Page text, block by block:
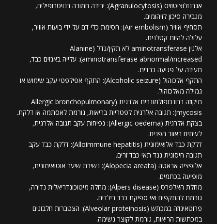
אגרנולוציטוזיס (Agranulocytosis): ירידה חמורה בנויטרופילים,
מגבירה סיכון לזיהומים.
תסחיף אוויר (Air embolism): חסימת כלי דם על ידי בועות אוויר,
עלולה להיות קטלנית.
אלנין aminotransferase לא תקין/גדל (Alanine
aminotransferase abnormal/increased): עלייה באנזים כבד,
מעידה על פגיעה כבדית.
התקף אלכוהול (Alcoholic seizure): התקף אפילפטי עקב שימוש או
גמילה מאלכוהול.
מיקוזה ברונכופולמונרית אלרגית (Allergic bronchopulmonary
mycosis): תגובה אלרגית לפטריות בריאות, גורמת לאסתמה או דלקת.
בצקת אלרגית (Allergic oedema): נפיחות עקב תגובה אלרגית,
לעיתים באזור הפנים.
דלקת כבד אלואימונית (Alloimmune hepatitis): דלקת כבד עקב
תגובה חיסונית נגד תאי כבד זרים.
אלופציה אראטה (Alopecia areata): נשירת שיער אוטואימונית,
מופיעה בכתמים.
מחלת האלפרס (Alpers disease): מחלה מיטוכונדריאלית נדירה,
גורמת להתקפים ואי ספיקת כבד בילדים.
פרוטאינוזה במכתש (Alveolar proteinosis): הצטברות חלבונים
במכתשות הריאות, גורמת לקוצר נשימה.